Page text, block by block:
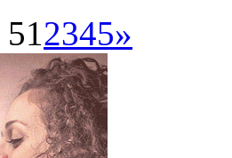
12345»